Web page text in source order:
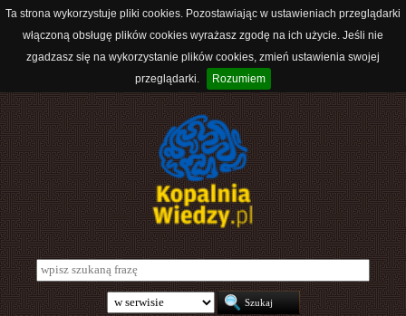
Ta strona wykorzystuje pliki cookies. Pozostawiając w ustawieniach przeglądarki
włączoną obsługę plików cookies wyrażasz zgodę na ich użycie. Jeśli nie
zgadzasz się na wykorzystanie plików cookies, zmień ustawienia swojej
przeglądarki.
Rozumiem